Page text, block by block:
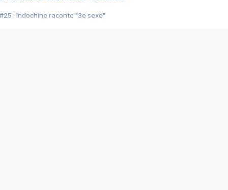
#25 : Indochine raconte "3e sexe"